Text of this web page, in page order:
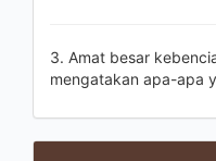
3. Amat besar
mengatakan apa-apa